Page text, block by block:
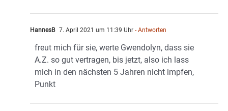
HannesB 7. April 2021 um 11:39 Uhr - Antworten
freut mich für sie, werte Gwendolyn, dass sie
A.Z. so gut vertragen, bis jetzt, also ich lass
mich in den nächsten 5 Jahren nicht impfen,
Punkt